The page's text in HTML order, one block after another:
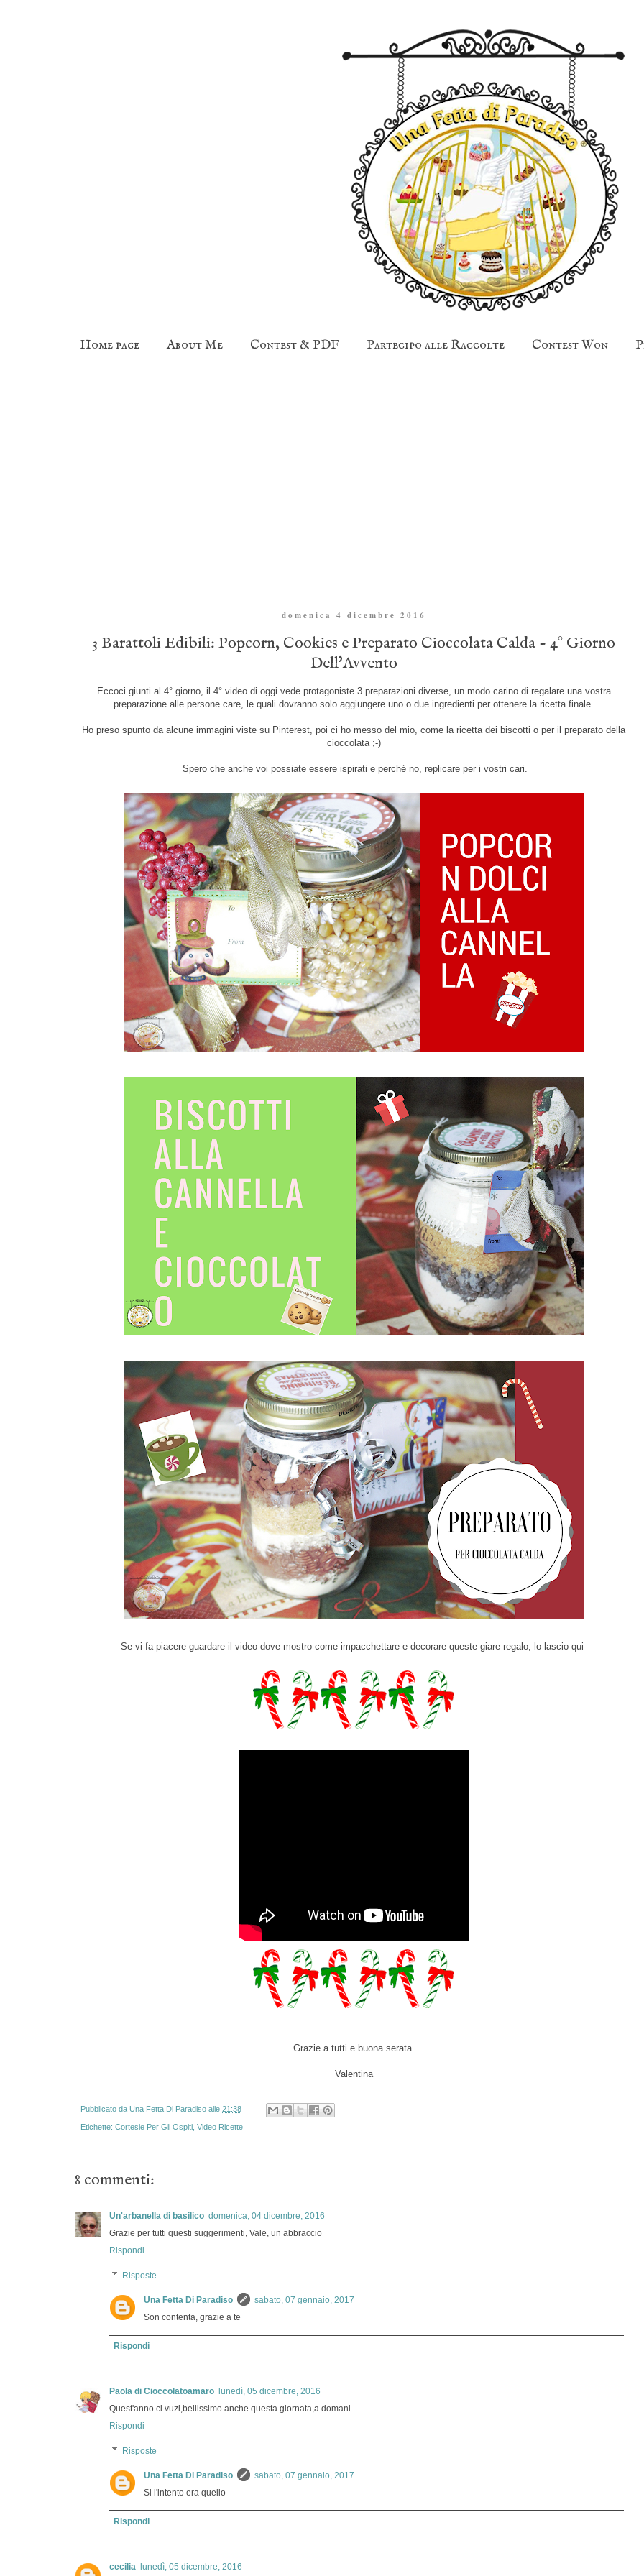
Home page About Me Contest & PDF Partecipo alle Raccolte Contest Won
domenica 4 dicembre 2016
3 Barattoli Edibili: Popcorn, Cookies e Preparato Cioccolata Calda - 4° Giorno
Dell'Avvento
Eccoci giunti al 4° giorno, il 4° video di oggi vede protagoniste 3 preparazioni diverse, un modo carino di regalare una vostra
preparazione alle persone care, le quali dovranno solo aggiungere uno o due ingredienti per ottenere la ricetta finale.
Ho preso spunto da alcune immagini viste su Pinterest, poi ci ho messo del mio, come la ricetta dei biscotti o per il preparato della
cioccolata ;-)
Spero che anche voi possiate essere ispirati e perché no, replicare per i vostri cari.
Se vi fa piacere guardare il video dove mostro come impacchettare e decorare queste giare regalo, lo lascio qui
Grazie a tutti e buona serata.
Valentina
Pubblicato da Una Fetta Di Paradiso alle 21:38
Etichette: Cortesie Per Gli Ospiti Video Ricette
8 commenti:
Un'arbanella di basilico domenica, 04 dicembre, 2016
Grazie per tutti questi suggerimenti, Vale, un abbraccio
Rispondi
Risposte
Una Fetta Di Paradiso
sabato, 07 gennaio, 2017
Son contenta, grazie a te
Rispondi
Paola di Cioccolatoamaro lunedì, 05 dicembre, 2016
Quest'anno ci vuzi,bellissimo anche questa giornata,a domani
Rispondi
Risposte
Una Fetta Di Paradiso
sabato, 07 gennaio, 2017
Si l'intento era quello
Rispondi
cecilia lunedì, 05 dicembre, 2016